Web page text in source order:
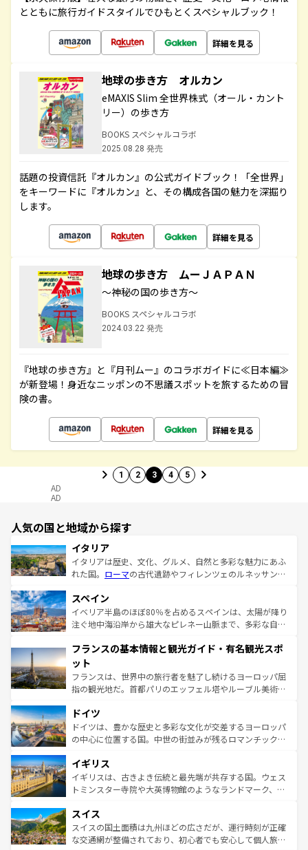
とともに旅行ガイドスタイルでひもとくスペシャルブック！
詳細を見る
地球の歩き方 オルカン
eMAXIS Slim 全世界株式（オール・カント
リー）の歩き方
BOOKS スペシャルコラボ
2025.08.28 発売
話題の投資信託『オルカン』の公式ガイドブック！「全世界」
をキーワードに『オルカン』と、その構成各国の魅力を深掘り
します。
詳細を見る
地球の歩き方 ムーＪＡＰＡＮ
～神秘の国の歩き方～
BOOKS スペシャルコラボ
2024.03.22 発売
『地球の歩き方』と『月刊ムー』のコラボガイドに≪日本編≫
が新登場！身近なニッポンの不思議スポットを旅するための冒
険の書。
詳細を見る
1 2 3 4 5
AD
AD
人気の国と地域から探す
イタリア
イタリアは歴史、文化、グルメ、自然と多彩な魅力にあふ
れた国。 ローマの古代遺跡やフィレンツェのルネッサンス
ろん、トスカーナの美しい田園風景やアマルフィ海岸の絶
景など、自然景観も見逃せない。観光の合間には、本場の
ピザやパスタなど、絶品のイタリア料理を堪能することも
ませてくれるイタリアで、忘れられない旅をしてみよう！
なお、新着のイタリア情報は
しい。
スペイン
イベリア半島のほぼ80％を占めるスペインは、太陽が降り
注ぐ地中海沿岸から雄大なピレネー山脈まで、多彩な自然
文化が根付くこの国では、情熱的なフラメンコ、熱気あふ
れる闘牛、そして美味しいタパスが生活の一部となってい
る。首都マドリードの洗練された雰囲気や、バルセロナの
アートに溢れた街角から、地方では古代ローマ遺跡や中世
せる。地方によって風土や気候が異なるスペインはその個
性で訪れる人を魅了する。 なお、新着のスペイン情報は コ
ンテンツ一覧を参照してほしい。
フランスの基本情報と観光ガイド・有名観光スポ
ット
フランスは、世界中の旅行者を魅了し続けるヨーロッパ屈
指の観光地だ。首都パリのエッフェル塔やルーブル美術館
で、幅広い魅力が詰まっている。華麗な宮殿、歴史的な大
聖堂、美しいビーチ、そして豊かな自然が、訪れる者を心
から魅了する。また、フランスは美食の国としても知ら
いる。シャンパンの発祥地であるランス、プロヴァンスの
香り高いラベンダー畑など、多彩な楽しみ方が可能だ。さ
らに、パリ以外の地域にも魅力が溢れており、どの街角に
れる地方に足を運ぶとそれぞれで全く異なる文化を体験で
きるだろう。 なお、新着のフランス情報はコンテンツ一覧
を参照してほしい。
ドイツ
ドイツは、豊かな歴史と多彩な文化が交差するヨーロッパ
の中心に位置する国。中世の街並みが残るロマンチック街
顔を持つこの国は、どこを歩いても飽きることがない。ベ
ルリンの文化的活気、バイエルン州のアルプスの絶景、そ
してライン川沿いのワイン畑といった風景は必見。ビール
は、お酒好きな人にはぜひ体験してほしい。 なお、新着の
ドイツ情報はコンテンツ一覧を参照してほしい。
イギリス
イギリスは、古きよき伝統と最先端が共存する国。ウェス
トミンスター寺院や大英博物館のようなランドマーク、歴
リアごとに異なる魅力がある。また、優雅なアフタヌーン
ティー、ビール好きにはたまらない英国パブ、サッカー観
戦など、本場だからこそできる体験も豊富。イギリスを旅
スイス
スイスの国土面積は九州ほどの広さだが、運行時刻が正確
な交通網が整備されており、初心者でも安心して個人旅行